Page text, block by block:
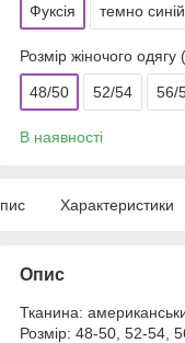
Фуксія темно синій
Розмір жіночого одягу
48/50 52/54 56/
В наявності
Характеристики
Опис
Тканина:
Розмір: 48-50, 52-54,